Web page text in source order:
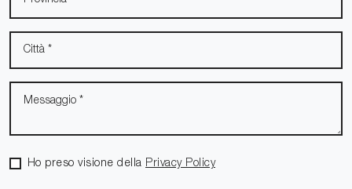
Ho preso visione della Privacy Policy